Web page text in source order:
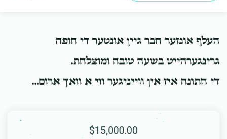
העלף אונזער חבר גיין אונטער די חופה
גרינגערהייט בשעה טובה ומוצלחת.
די חתונה איז אין ווייניגער ווי א וואך ארום...
$15,000.00